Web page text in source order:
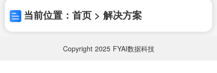
当前位置：首页 > 解决方案
Copyright 2025 FYAI数据科技